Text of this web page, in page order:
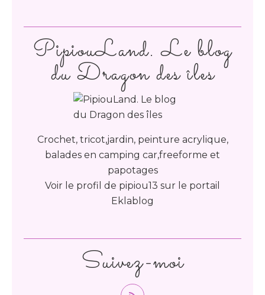
PipiouLand. Le blog
du Dragon des îles
Crochet, tricot,jardin, peinture acrylique,
balades en camping car,freeforme et
papotages
Voir le profil de pipiou13 sur le portail
Eklablog
Suivez-moi